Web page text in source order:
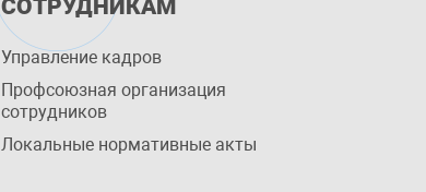
СОТРУДНИКАМ
Управление кадров
Профсоюзная организация
сотрудников
Локальные нормативные акты